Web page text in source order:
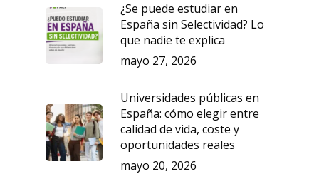
¿Se puede estudiar en
España sin Selectividad? Lo
que nadie te explica
mayo 27, 2026
Universidades públicas en
España: cómo elegir entre
calidad de vida, coste y
oportunidades reales
mayo 20, 2026